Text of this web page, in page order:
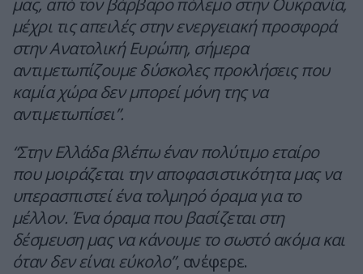
μας, από τον βάρβαρο πόλεμο στην Ουκρανία,
μέχρι τις απειλές στην ενεργειακή προσφορά
στην Ανατολική Ευρώπη, σήμερα
αντιμετωπίζουμε δύσκολες προκλήσεις που
καμία χώρα δεν μπορεί μόνη της να
αντιμετωπίσει”.
“Στην Ελλάδα βλέπω έναν πολύτιμο εταίρο
που μοιράζεται την αποφασιστικότητα μας να
υπερασπιστεί ένα τολμηρό όραμα για το
μέλλον. Ένα όραμα που βασίζεται στη
δέσμευση μας να κάνουμε το σωστό ακόμα και
όταν δεν είναι εύκολο”, ανέφερε.